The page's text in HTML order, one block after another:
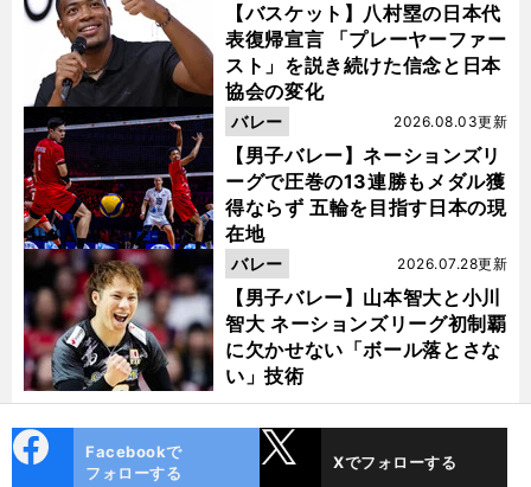
【バスケット】八村塁の日本代
表復帰宣言 「プレーヤーファー
スト」を説き続けた信念と日本
協会の変化
【男子バレー】ネーションズリ
ーグで圧巻の13連勝もメダル獲
得ならず 五輪を目指す日本の現
在地
2026.08.03更新
バレー
【男子バレー】山本智大と小川
智大 ネーションズリーグ初制覇
に欠かせない「ボール落とさな
い」技術
2026.07.28更新
バレー
ok
Facebookで
フォローする
Xでフォローする